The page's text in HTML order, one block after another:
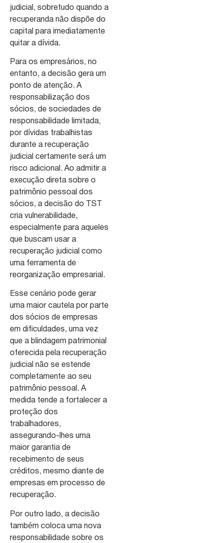
judicial, sobretudo quando a
recuperanda não dispõe do
capital para imediatamente
quitar a dívida.
Para os empresários, no
entanto, a decisão gera um
ponto de atenção. A
responsabilização dos
sócios, de sociedades de
responsabilidade limitada,
por dívidas trabalhistas
durante a recuperação
judicial certamente será um
risco adicional. Ao admitir a
execução direta sobre o
patrimônio pessoal dos
sócios, a decisão do TST
cria vulnerabilidade,
especialmente para aqueles
que buscam usar a
recuperação judicial como
uma ferramenta de
reorganização empresarial.
Esse cenário pode gerar
uma maior cautela por parte
dos sócios de empresas
em dificuldades, uma vez
que a blindagem patrimonial
oferecida pela recuperação
judicial não se estende
completamente ao seu
patrimônio pessoal. A
medida tende a fortalecer a
proteção dos
trabalhadores,
assegurando-lhes uma
maior garantia de
recebimento de seus
créditos, mesmo diante de
empresas em processo de
recuperação.
Por outro lado, a decisão
também coloca uma nova
responsabilidade sobre os